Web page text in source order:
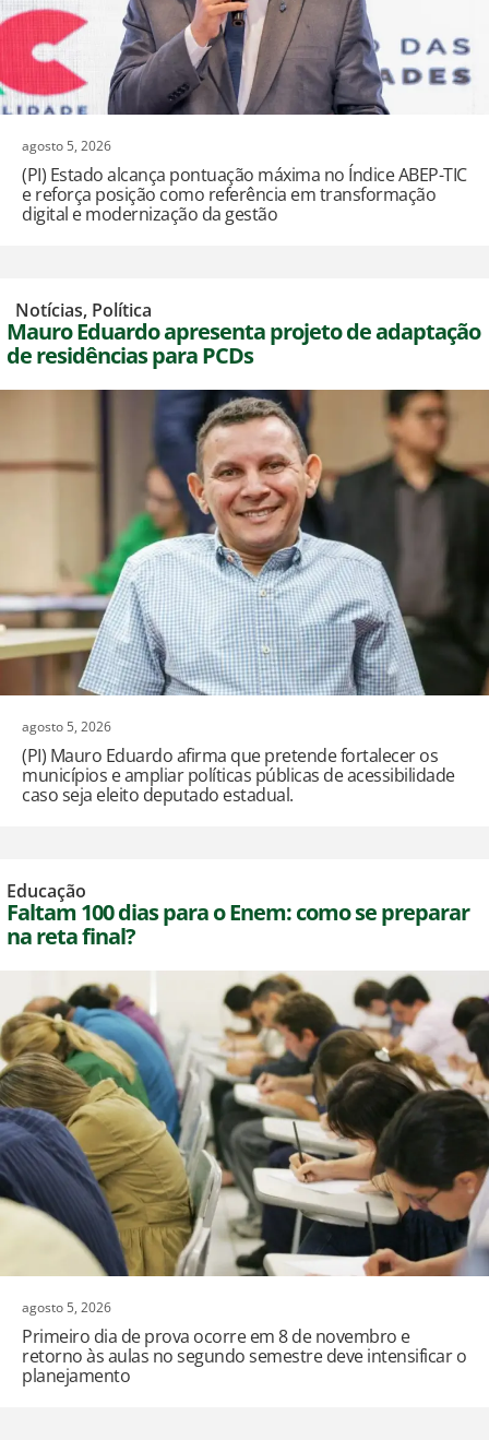
agosto 5, 2026
(PI) Estado alcança pontuação máxima no Índice ABEP-TIC
e reforça posição como referência em transformação
digital e modernização da gestão
Notícias, Política
Mauro Eduardo apresenta projeto de adaptação
de residências para PCDs
agosto 5, 2026
(PI) Mauro Eduardo afirma que pretende fortalecer os
municípios e ampliar políticas públicas de acessibilidade
caso seja eleito deputado estadual.
Educação
Faltam 100 dias para o Enem: como se preparar
na reta final?
agosto 5, 2026
Primeiro dia de prova ocorre em 8 de novembro e
retorno às aulas no segundo semestre deve intensificar o
planejamento